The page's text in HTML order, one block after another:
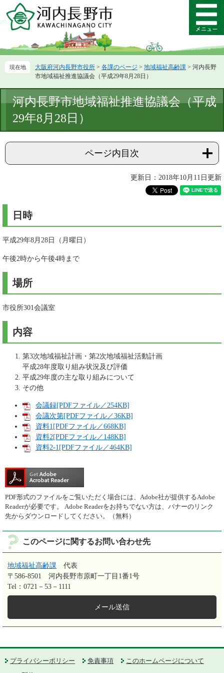
ー
先
ニ
を
て
メ
ニ
ー
大阪府河内長野市役所 > 各課のページ > 地域福祉高齢課 > 河内長野
市地域福祉推進協議会（平成29年8月28日）
文
河内長野市地域福祉推進協議会（平成
29年8月28日）
ページ内目次
更新日：2018年10月11日更新
日時
平成29年8月28日（月曜日）
午後2時から午後4時まで
場所
市役所301会議室
内容
第3次地域福祉計画・第2次地域福祉活動計画
平成28年度取り組み状況及び評価
平成29年度の主な取り組みについて
その他
会議録[PDFファイル／254KB]
会議次第[PDFファイル／36KB]
資料1[PDFファイル／668KB]
資料2[PDFファイル／148KB]
資料2-1[PDFファイル／464KB]
PDF形式のファイルをご覧いただく場合には、Adobe社が提供するAdobe
Readerが必要です。
Adobe Readerをお持ちでない方は、バナーのリンク
先からダウンロードしてください。（無料）
このページに関するお問い合わせ先
地域福祉高齢課
代表
〒586-8501
河内長野市原町一丁目1番1号
Tel：0721－53－1111
メール送信
プライバシーポリシー 免責事項
このホームページについて